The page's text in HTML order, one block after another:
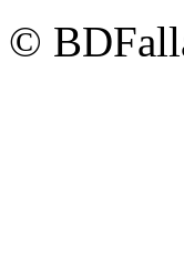
©